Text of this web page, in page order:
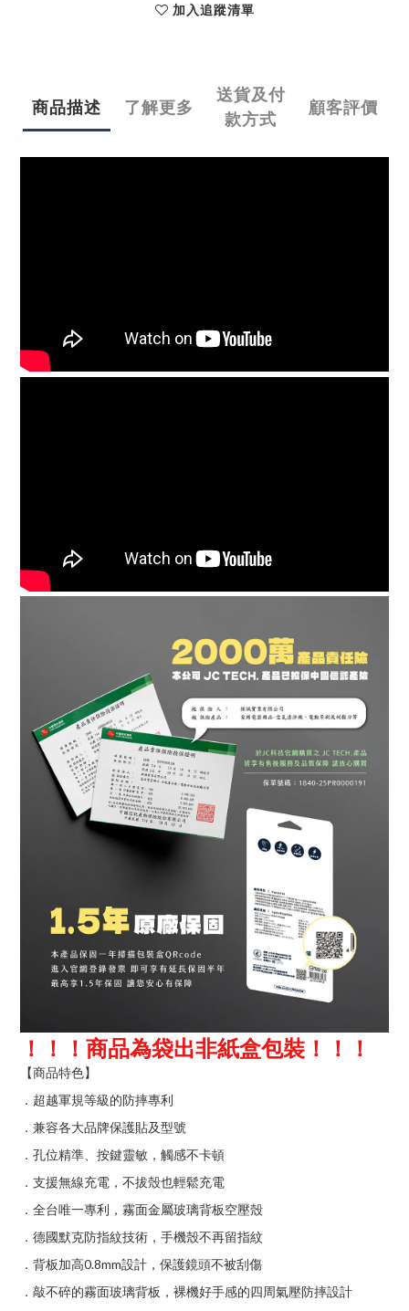
加入追蹤清單
商品描述 了解更多
送貨及付
款方式
顧客評價
！！！商品為袋出非紙盒包裝！！！
【商品特色】
．超越軍規等級的防摔專利
．兼容各大品牌保護貼及型號
．孔位精準、按鍵靈敏，觸感不卡頓
．支援無線充電，不拔殼也輕鬆充電
．全台唯一專利，霧面金屬玻璃背板空壓殼
．德國默克防指紋技術，手機殼不再留指紋
．背板加高0.8mm設計，保護鏡頭不被刮傷
．敲不碎的霧面玻璃背板，裸機好手感的四周氣壓防摔設計